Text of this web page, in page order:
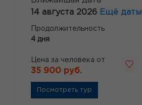
14 августа 2026 Ещё даты
Продолжительность
4 дня
Цена за человека от
35 900 руб.
Посмотреть тур